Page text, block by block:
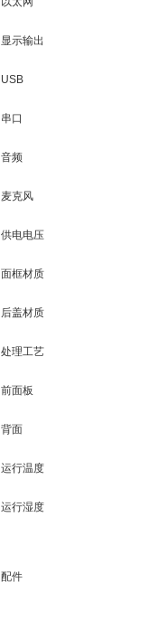
显示输出
USB
串口
音频
麦克风
供电电压
面框材质
后盖材质
处理工艺
前面板
背面
运行温度
运行湿度
配件